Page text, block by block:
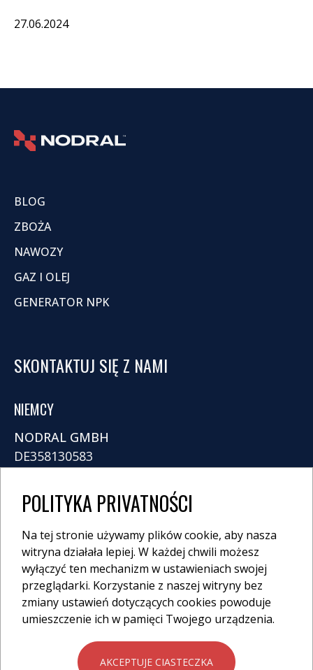
27.06.2024
BLOG
ZBOŻA
NAWOZY
GAZ I OLEJ
GENERATOR NPK
SKONTAKTUJ SIĘ Z NAMI
NIEMCY
NODRAL GMBH
DE358130583
14167 Berlin
info@nodral.com
+49 30 318 799 63
POLITYKA PRYWATNOŚCI
POLITYKA PRIVATNOŚCI
witryna działała lepiej. W każdej chwili możesz
wyłączyć ten mechanizm w ustawieniach swojej
przeglądarki. Korzystanie z naszej witryny bez
zmiany ustawień dotyczących cookies powoduje
umieszczenie ich w pamięci Twojego urządzenia.